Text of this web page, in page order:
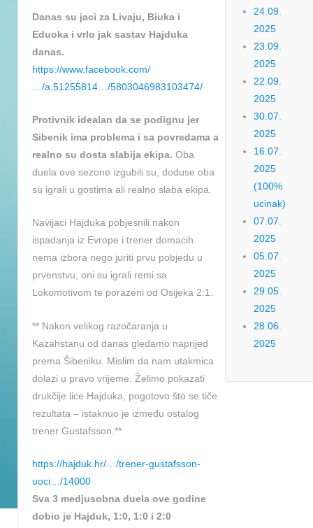
Danas su jaci za Livaju, Biuka i
Eduoka i vrlo jak sastav Hajduka
danas.
https://www.facebook.com/
…/a.51255814…/5803046983103474/
Protivnik idealan da se podignu jer
Sibenik ima problema i sa povredama a
realno su dosta slabija ekipa. Oba
duela ove sezone izgubili su, doduse oba
su igrali u gostima ali realno slaba ekipa.
Navijaci Hajduka pobjesnili nakon
ispadanja iz Evrope i trener domacih
nema izbora nego juriti prvu pobjedu u
prvenstvu, oni su igrali remi sa
Lokomotivom te porazeni od Osijeka 2:1.
** Nakon velikog razočaranja u
Kazahstanu od danas gledamo naprijed
prema Šibeniku. Mislim da nam utakmica
dolazi u pravo vrijeme. Želimo pokazati
drukčije lice Hajduka, pogotovo što se tiče
rezultata – istaknuo je između ostalog
trener Gustafsson.**
https://hajduk.hr/…/trener-gustafsson-
uoci…/14000
Sva 3 medjusobna duela ove godine
dobio je Hajduk, 1:0, 1:0 i 2:0
24.09.
2025
23.09.
2025
22.09.
2025
30.07.
2025
16.07.
2025
(100%
ucinak)
07.07.
2025
05.07.
2025
29.05.
2025
28.06.
2025